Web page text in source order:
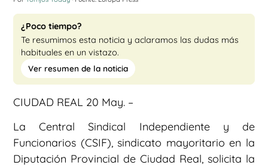
¿Poco tiempo?
Te resumimos esta noticia y aclaramos las dudas más
habituales en un vistazo.
Ver resumen de la noticia
CIUDAD REAL 20 May. –
La Central Sindical Independiente y de
Funcionarios (CSIF), sindicato mayoritario en la
Diputación Provincial de Ciudad Real, solicita la